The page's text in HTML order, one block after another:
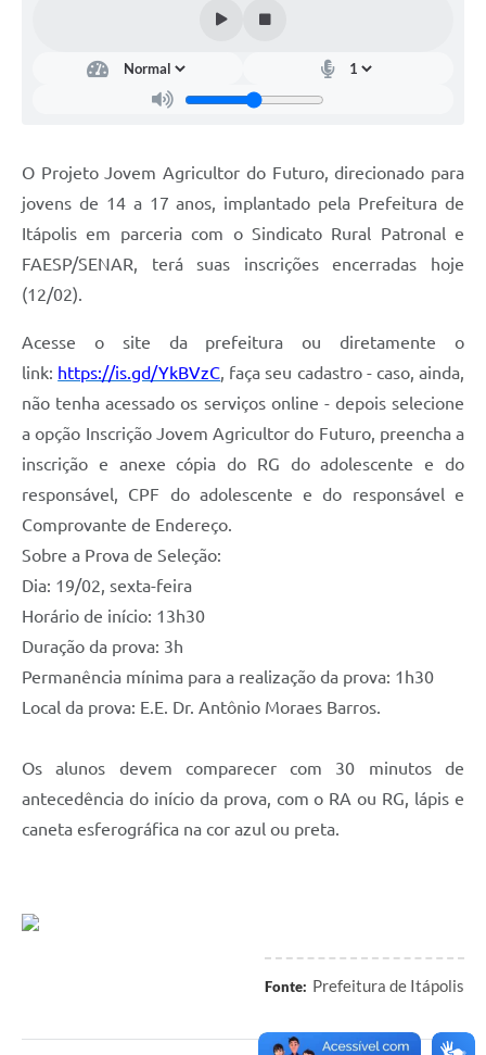
Feriados Municipais
Bairros Rurais
Ouvidoria Municipal
Audiências Públicas
Carta de Serviços
Notícias
Turismo
Galeria de Vídeos
Contas Públicas
Telefones Úteis
Transparência
Jornal
Diário Oficial
O Projeto Jovem Agricultor do Futuro, direcionado para
jovens de 14 a 17 anos, implantado pela Prefeitura de
Itápolis em parceria com o Sindicato Rural Patronal e
FAESP/SENAR, terá suas inscrições encerradas hoje
(12/02).
Acesse o site da prefeitura ou diretamente o
link: https://is.gd/YkBVzC, faça seu cadastro - caso, ainda,
não tenha acessado os serviços online - depois selecione
a opção Inscrição Jovem Agricultor do Futuro, preencha a
inscrição e anexe cópia do RG do adolescente e do
responsável, CPF do adolescente e do responsável e
Comprovante de Endereço.
Sobre a Prova de Seleção:
Dia: 19/02, sexta-feira
Horário de início: 13h30
Duração da prova: 3h
Permanência mínima para a realização da prova: 1h30
Local da prova: E.E. Dr. Antônio Moraes Barros.
Os alunos devem comparecer com 30 minutos de
antecedência do início da prova, com o RA ou RG, lápis e
caneta esferográfica na cor azul ou preta.
Fonte: Prefeitura de Itápolis